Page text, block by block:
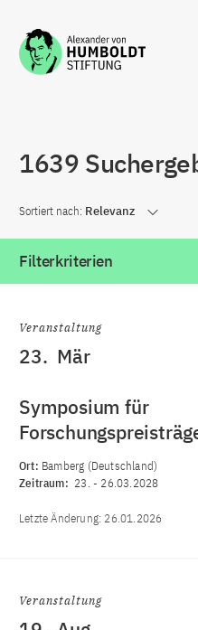
Zum Inhalt springen
1639
Sortiert nach: Relevanz
Filterkriterien
Veranstaltung
23. Mär
Symposium für
Ort: Bamberg (Deutschland)
Zeitraum: 23. - 26.03.2028
Letzte Änderung: 26.01.2026
Veranstaltung